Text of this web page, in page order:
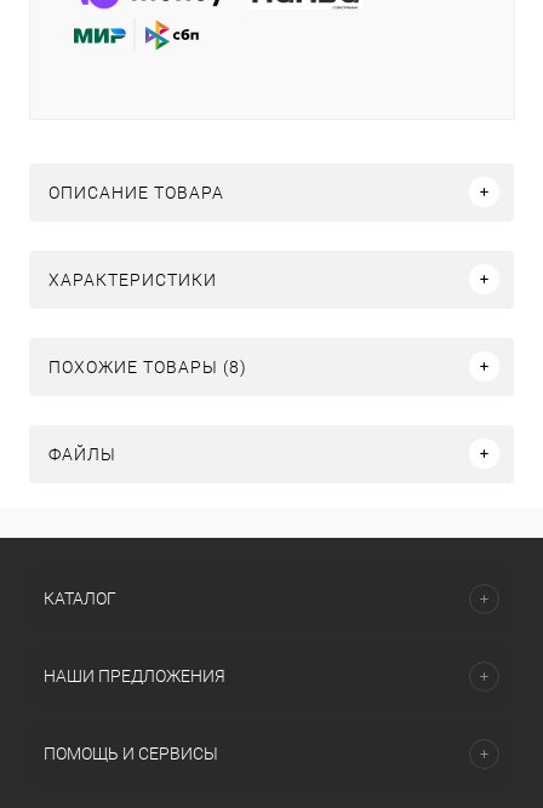
ОПИСАНИЕ ТОВАРА
ХАРАКТЕРИСТИКИ
ПОХОЖИЕ ТОВАРЫ (8)
ФАЙЛЫ
КАТАЛОГ
НАШИ ПРЕДЛОЖЕНИЯ
ПОМОЩЬ И СЕРВИСЫ